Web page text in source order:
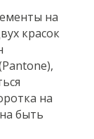
на
красок
на
быть